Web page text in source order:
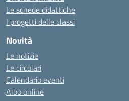
Le schede didattiche
I progetti delle classi
Novità
Le notizie
Le circolari
Calendario eventi
Albo online